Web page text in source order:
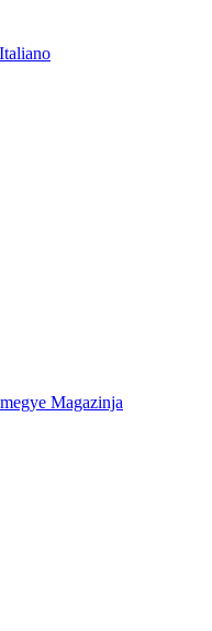
Italiano
Magazinja